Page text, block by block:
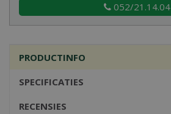
052/21.14.04
PRODUCTINFO
SPECIFICATIES
RECENSIES